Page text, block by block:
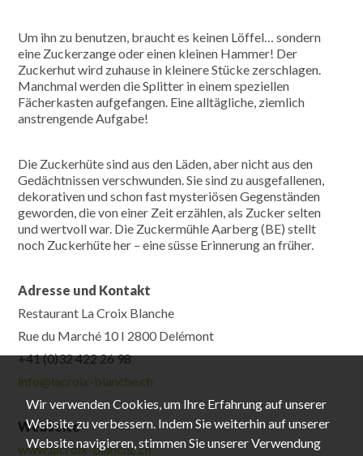
Um ihn zu benutzen, braucht es keinen Löffel… sondern
eine Zuckerzange oder einen kleinen Hammer! Der
Zuckerhut wird zuhause in kleinere Stücke zerschlagen.
Manchmal werden die Splitter in einem speziellen
Fächerkasten aufgefangen. Eine alltägliche, ziemlich
anstrengende Aufgabe!
Die Zuckerhüte sind aus den Läden, aber nicht aus den
Gedächtnissen verschwunden. Sie sind zu ausgefallenen,
dekorativen und schon fast mysteriösen Gegenständen
geworden, die von einer Zeit erzählen, als Zucker selten
und wertvoll war. Die Zuckermühle Aarberg (BE) stellt
noch Zuckerhüte her – eine süsse Erinnerung an früher.
Adresse und Kontakt
Restaurant La Croix Blanche
Rue du Marché 10 I 2800 Delémont
+41 (0)32 422 26 98
info@lacroix-blanche.ch
Webseite
www.lacroix-blanche.ch
Wir verwenden Cookies, um Ihre Erfahrung auf unserer
Website zu verbessern. Indem Sie weiterhin auf unserer
Website navigieren, stimmen Sie unserer Verwendung